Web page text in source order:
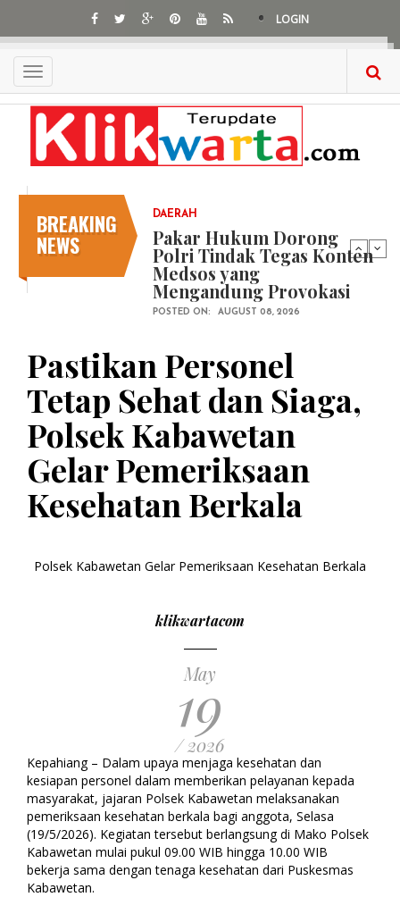
main
content
LOGIN
Toggle
navigation
BREAKING
NEWS
DAERAH
Pakar Hukum Dorong
Polri Tindak Tegas Konten
Medsos yang
Mengandung Provokasi
POSTED ON: AUGUST 08, 2026
Pastikan Personel
Tetap Sehat dan Siaga,
Polsek Kabawetan
Gelar Pemeriksaan
Kesehatan Berkala
Polsek Kabawetan Gelar Pemeriksaan Kesehatan Berkala
klikwartacom
May
19
/ 2026
Kepahiang – Dalam upaya menjaga kesehatan dan
kesiapan personel dalam memberikan pelayanan kepada
masyarakat, jajaran Polsek Kabawetan melaksanakan
pemeriksaan kesehatan berkala bagi anggota, Selasa
(19/5/2026). Kegiatan tersebut berlangsung di Mako Polsek
Kabawetan mulai pukul 09.00 WIB hingga 10.00 WIB
bekerja sama dengan tenaga kesehatan dari Puskesmas
Kabawetan.